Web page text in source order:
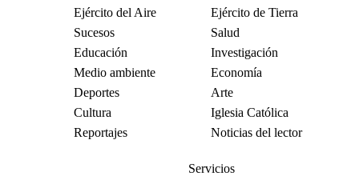
Ejército del Aire
Ejército de Tierra
Sucesos
Salud
Educación
Investigación
Medio ambiente
Economía
Deportes
Arte
Cultura
Iglesia Católica
Reportajes
Noticias del lector
Servicios